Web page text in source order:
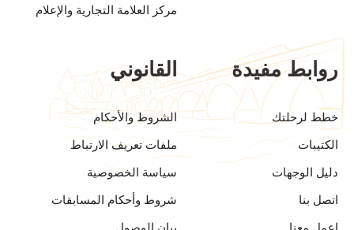
مركز العلامة التجارية والإعلام
روابط مفيدة
خطط لرحلتك
الكتيبات
دليل الوجهات
اتصل بنا
القانوني
الشروط والأحكام
ملفات تعريف الارتباط
سياسة الخصوصية
شروط وأحكام المسابقات